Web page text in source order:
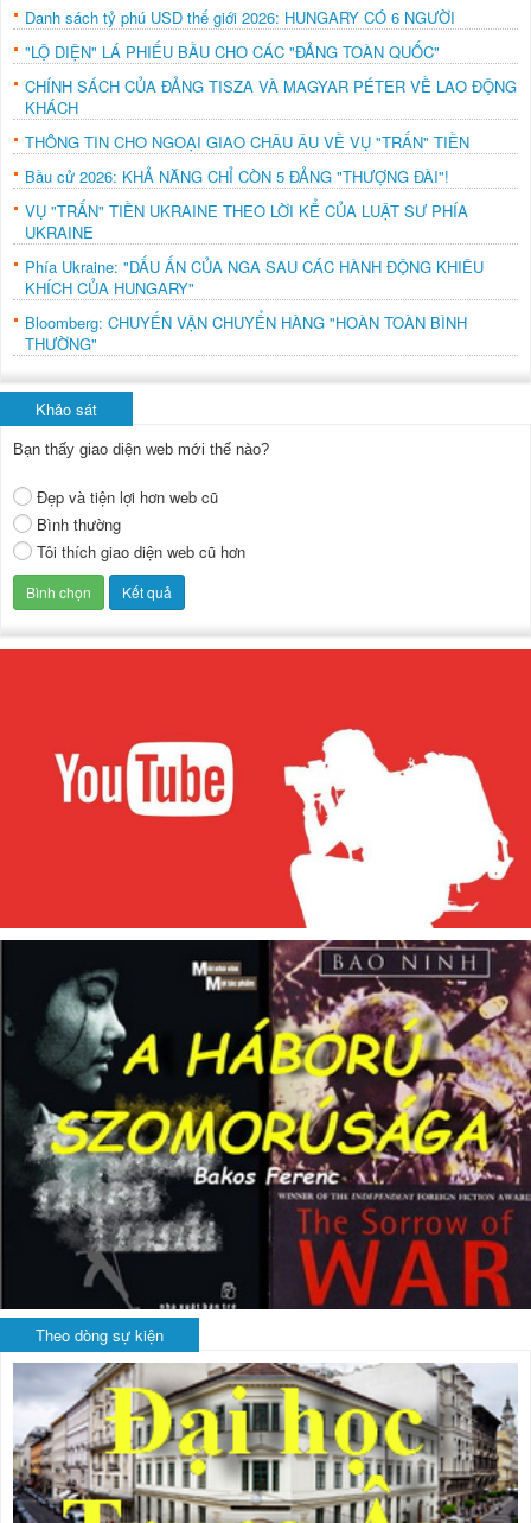
Danh sách tỷ phú USD thế giới 2026: HUNGARY CÓ 6 NGƯỜI
"LỘ DIỆN" LÁ PHIẾU BẦU CHO CÁC "ĐẢNG TOÀN QUỐC"
CHÍNH SÁCH CỦA ĐẢNG TISZA VÀ MAGYAR PÉTER VỀ LAO ĐỘNG
KHÁCH
THÔNG TIN CHO NGOẠI GIAO CHÂU ÂU VỀ VỤ "TRẤN" TIỀN
Bầu cử 2026: KHẢ NĂNG CHỈ CÒN 5 ĐẢNG "THƯỢNG ĐÀI"!
VỤ "TRẤN" TIỀN UKRAINE THEO LỜI KỂ CỦA LUẬT SƯ PHÍA
UKRAINE
Phía Ukraine: "DẤU ẤN CỦA NGA SAU CÁC HÀNH ĐỘNG KHIÊU
KHÍCH CỦA HUNGARY"
Bloomberg: CHUYẾN VẬN CHUYỂN HÀNG "HOÀN TOÀN BÌNH
THƯỜNG"
Khảo sát
Bạn thấy giao diện web mới thế nào?
Đẹp và tiện lợi hơn web cũ
Bình thường
Tôi thích giao diện web cũ hơn
Theo dòng sự kiện